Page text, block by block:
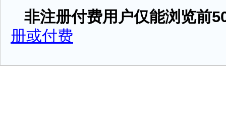
非注册付费用户仅能浏览前
册或付费